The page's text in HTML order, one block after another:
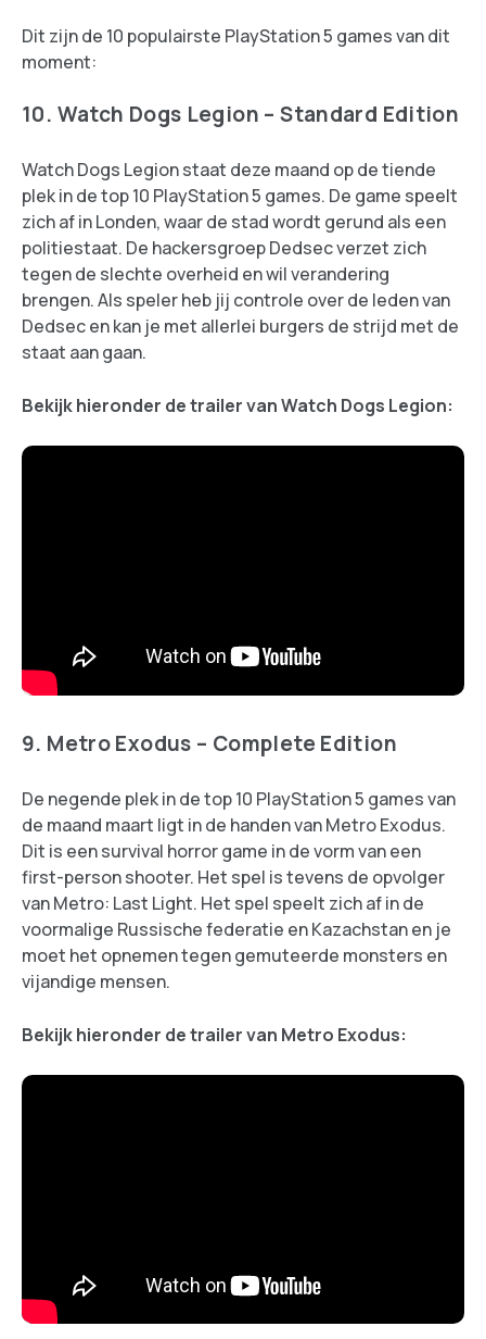
Dit zijn de 10 populairste PlayStation 5 games van dit
moment:
10. Watch Dogs Legion – Standard Edition
Watch Dogs Legion staat deze maand op de tiende
plek in de top 10 PlayStation 5 games. De game speelt
zich af in Londen, waar de stad wordt gerund als een
politiestaat. De hackersgroep Dedsec verzet zich
tegen de slechte overheid en wil verandering
brengen. Als speler heb jij controle over de leden van
Dedsec en kan je met allerlei burgers de strijd met de
staat aan gaan.
Bekijk hieronder de trailer van Watch Dogs Legion:
9. Metro Exodus – Complete Edition
De negende plek in de top 10 PlayStation 5 games van
de maand maart ligt in de handen van Metro Exodus.
Dit is een survival horror game in de vorm van een
first-person shooter. Het spel is tevens de opvolger
van Metro: Last Light. Het spel speelt zich af in de
voormalige Russische federatie en Kazachstan en je
moet het opnemen tegen gemuteerde monsters en
vijandige mensen.
Bekijk hieronder de trailer van Metro Exodus: